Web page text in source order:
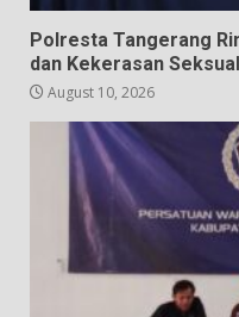
Polresta Tangerang
dan Kekerasan
August 10, 2026